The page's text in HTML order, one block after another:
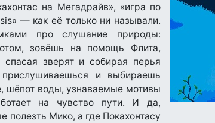
на Мегадрайв», «игра по
— как её только ни называли.
про слушание природы:
зовёшь на помощь Флита,
зверят и собирая перья
и выбираешь
шёпот воды, узнаваемые мотивы
на чувство пути. И да,
полезть Мико, а где Покахонтасу